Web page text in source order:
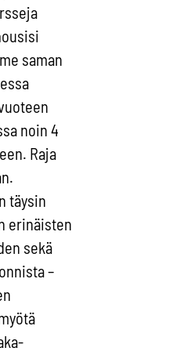
saman
noin 4
Raja
täysin
erinäisten
sekä
–